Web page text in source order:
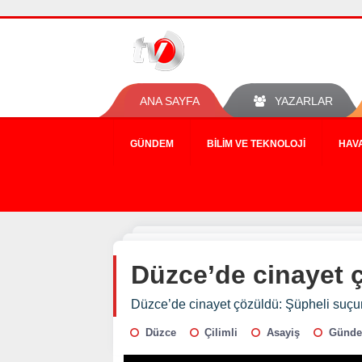
ANA SAYFA YAZARLAR
GÜNDEM BILIM VE TEKNOLOJI
Düzce’de
Düzce’de cinayet çözüldü: Şüpheli
Düzce Çilimli Asayiş